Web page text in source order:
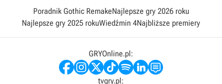
Poradnik Gothic RemakeNajlepsze gry 2026 roku
Najlepsze gry 2025 rokuWiedźmin 4Najbliższe premiery
GRYOnline.pl:
tvgry.pl: